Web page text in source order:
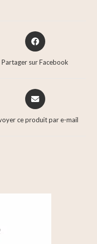
Partager sur Facebook
ce produit par e-mail